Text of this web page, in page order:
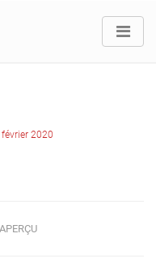
2020
APERÇU